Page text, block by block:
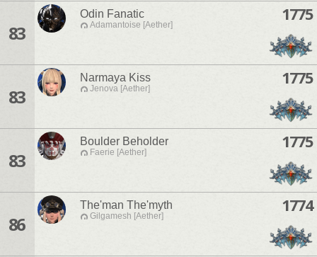
83
Odin Fanatic
Adamantoise [Aether]
1775
83
Narmaya Kiss
Jenova [Aether]
1775
83
Boulder Beholder
Faerie [Aether]
1775
86
The'man The'myth
Gilgamesh [Aether]
1774